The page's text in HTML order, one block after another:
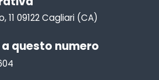
11 09122 Cagliari (CA)
questo numero